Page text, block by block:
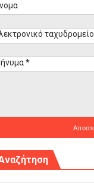
ταχυδρομείο
*